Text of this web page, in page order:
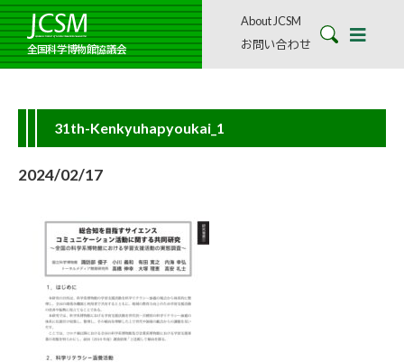
全国科学博物館協議会
About JCSM
お問い合わせ
31th-Kenkyuhapyoukai_1
2024/02/17